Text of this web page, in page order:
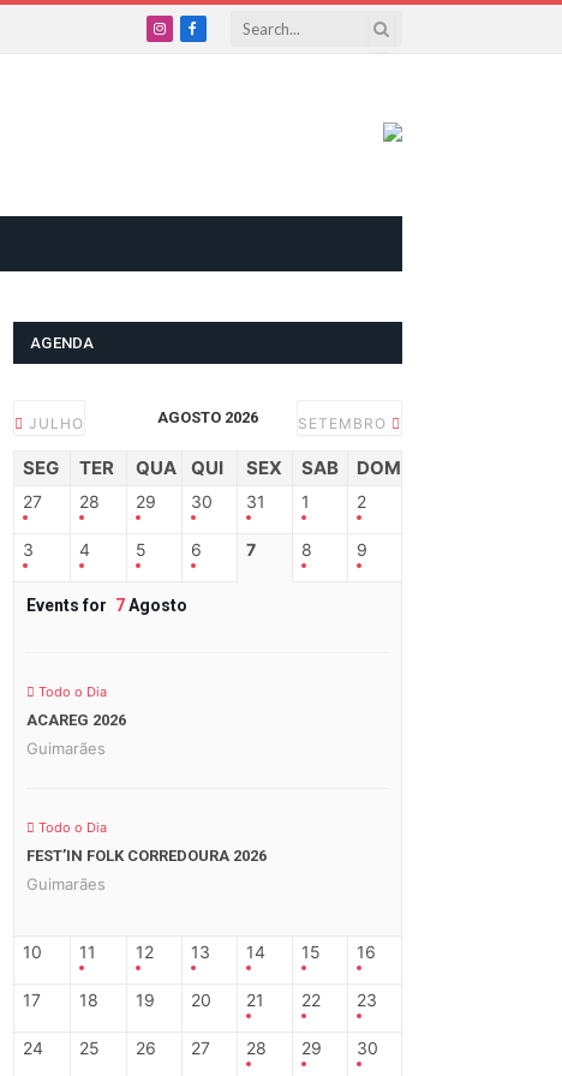
InstagramFacebook
AGENDA
JULHO AGOSTO 2026 SETEMBRO
SEG TER QUA QUI SEX SAB DOM
27 28 29 30 31 1 2
3 4 5 6 7 8 9
Events for 7Agosto
Todo o Dia
ACAREG 2026
Guimarães
Todo o Dia
FEST’IN FOLK CORREDOURA 2026
Guimarães
10 11 12 13 14 15 16
17 18 19 20 21 22 23
24 25 26 27 28 29 30